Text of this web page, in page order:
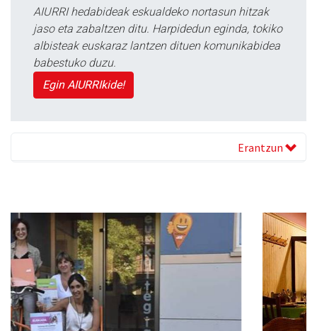
AIURRI hedabideak eskualdeko nortasun hitzak
jaso eta zabaltzen ditu. Harpidedun eginda, tokiko
albisteak euskaraz lantzen dituen komunikabidea
babestuko duzu.
Egin AIURRIkide!
Erantzun